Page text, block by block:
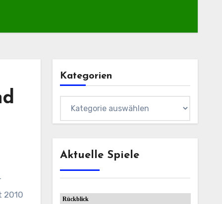
2010
Kategorien
Aktuelle Spiele